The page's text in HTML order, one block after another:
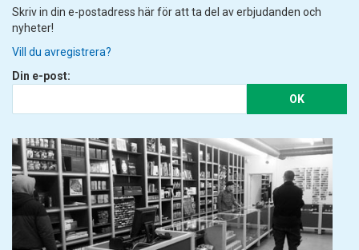
Skriv in din e-postadress här för att ta del av erbjudanden och
nyheter!
Vill du avregistrera?
Din e-post:
OK